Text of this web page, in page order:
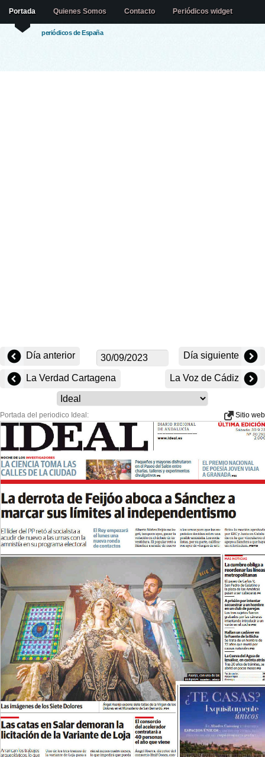
periódicos de España
Portada Quienes Somos Contacto Periódicos widget
Día anterior Día siguiente
La Verdad Cartagena La Voz de Cádiz
Portada del periodico Ideal: Sitio web